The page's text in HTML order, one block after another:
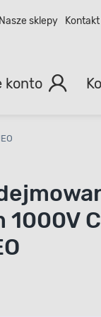
Nasze sklepy Kontakt
konto
1000V